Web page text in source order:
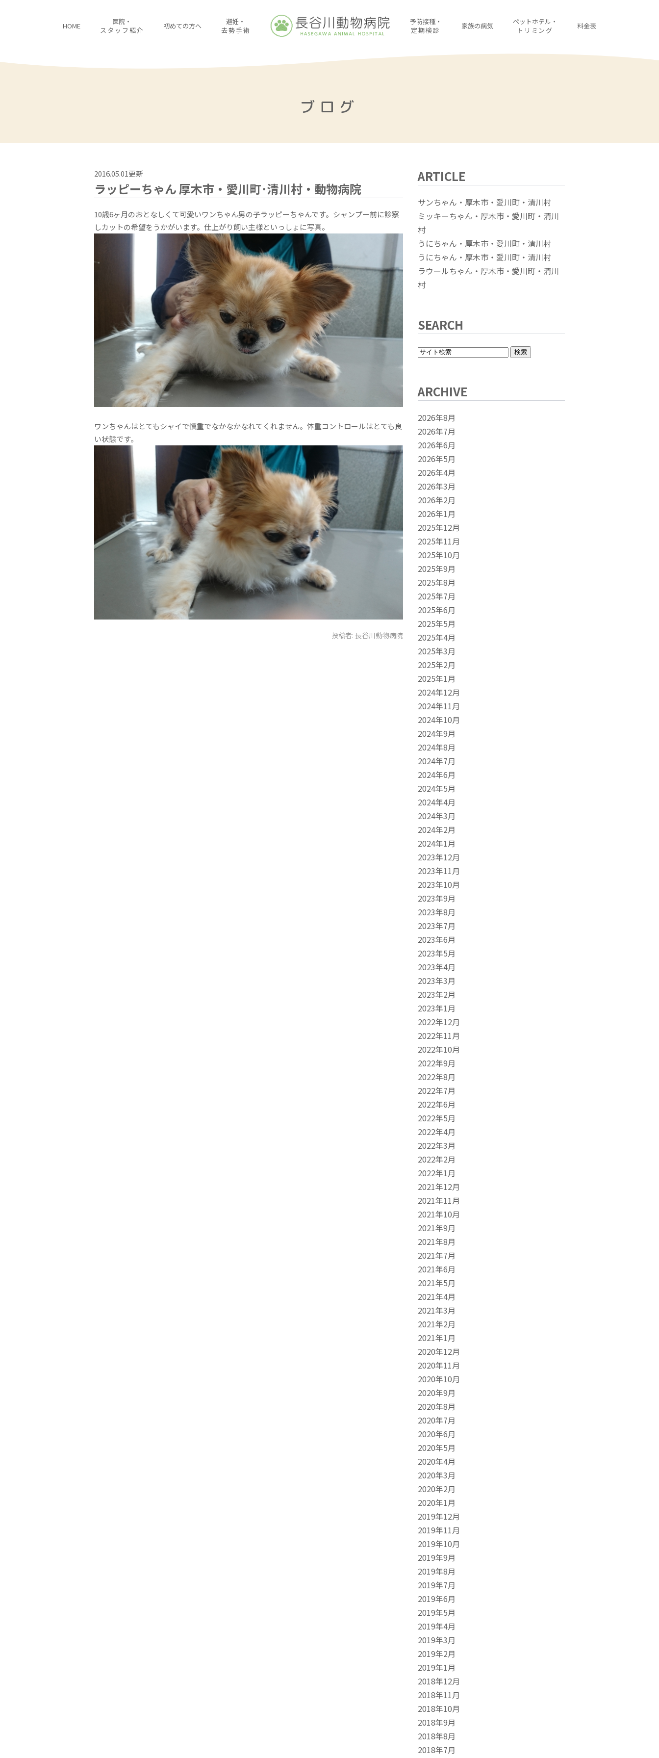
HOME
医院・
スタッフ紹介
初めての方へ
避妊・
去勢手術
予防接種・
定期検診
家族の病気
ペットホテル・
トリミング
料金表
ブログ
2016.05.01更新
ラッピーちゃん 厚木市・愛川町･清川村・動物病院
10歳6ヶ月のおとなしくて可愛いワンちゃん男の子ラッピーちゃんです。シャンプー前に診察
しカットの希望をうかがいます。仕上がり飼い主様といっしょに写真。
ワンちゃんはとてもシャイで慎重でなかなかなれてくれません。体重コントロールはとても良
い状態です。
投稿者: 長谷川動物病院
ARTICLE
サンちゃん・厚木市・愛川町・清川村
ミッキーちゃん・厚木市・愛川町・清川
村
うにちゃん・厚木市・愛川町・清川村
うにちゃん・厚木市・愛川町・清川村
ラウールちゃん・厚木市・愛川町・清川
村
SEARCH
ARCHIVE
2026年8月
2026年7月
2026年6月
2026年5月
2026年4月
2026年3月
2026年2月
2026年1月
2025年12月
2025年11月
2025年10月
2025年9月
2025年8月
2025年7月
2025年6月
2025年5月
2025年4月
2025年3月
2025年2月
2025年1月
2024年12月
2024年11月
2024年10月
2024年9月
2024年8月
2024年7月
2024年6月
2024年5月
2024年4月
2024年3月
2024年2月
2024年1月
2023年12月
2023年11月
2023年10月
2023年9月
2023年8月
2023年7月
2023年6月
2023年5月
2023年4月
2023年3月
2023年2月
2023年1月
2022年12月
2022年11月
2022年10月
2022年9月
2022年8月
2022年7月
2022年6月
2022年5月
2022年4月
2022年3月
2022年2月
2022年1月
2021年12月
2021年11月
2021年10月
2021年9月
2021年8月
2021年7月
2021年6月
2021年5月
2021年4月
2021年3月
2021年2月
2021年1月
2020年12月
2020年11月
2020年10月
2020年9月
2020年8月
2020年7月
2020年6月
2020年5月
2020年4月
2020年3月
2020年2月
2020年1月
2019年12月
2019年11月
2019年10月
2019年9月
2019年8月
2019年7月
2019年6月
2019年5月
2019年4月
2019年3月
2019年2月
2019年1月
2018年12月
2018年11月
2018年10月
2018年9月
2018年8月
2018年7月